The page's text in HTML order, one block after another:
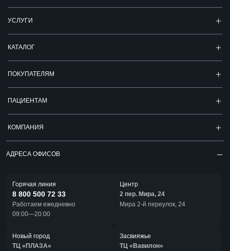
УСЛУГИ
КАТАЛОГ
ПОКУПАТЕЛЯМ
ПАЦИЕНТАМ
КОМПАНИЯ
АДРЕСА ОФИСОВ
Горячая линия
8 800 500 72 33
Работаем ежедневно
09:00—20:00
Центр
2 пер. Мира, 24
Мира 2-й переулок, 24
Новый город
ТЦ «ПЛАЗА»
Засвияжье
ТЦ «Вавилон»